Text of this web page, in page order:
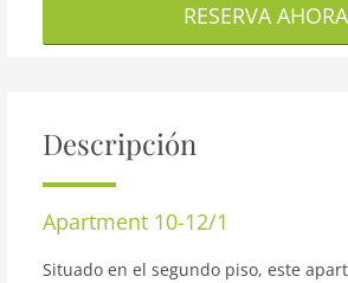
RESERVA AHORA
Descripción
Apartment 10-12/1
Situado en el segundo piso, este